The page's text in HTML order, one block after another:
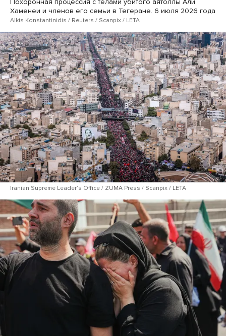
Похоронная процессия с телами убитого аятоллы Али
Хаменеи и членов его семьи в Тегеране. 6 июля 2026 года
Alkis Konstantinidis / Reuters / Scanpix / LETA
Iranian Supreme Leaderʼs Office / ZUMA Press / Scanpix / LETA